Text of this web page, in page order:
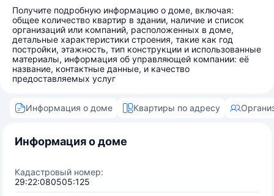
Получите подробную информацию о доме, включая:
общее количество квартир в здании, наличие и список
организаций или компаний, расположенных в доме,
детальные характеристики строения, такие как год
постройки, этажность, тип конструкции и использованные
материалы, информация об управляющей компании: её
название, контактные данные, и качество
предоставляемых услуг
Информация о доме Квартиры по адресу
Информация о доме
Кадастровый номер:
29:22:080505:125